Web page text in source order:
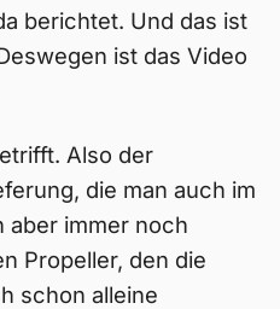
berichtet. Und das ist
ist das Video
Also der
die man auch im
aber immer noch
Propeller, den die
schon alleine